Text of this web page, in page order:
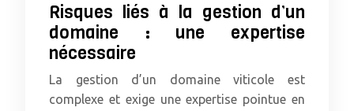
Risques liés à la gestion d’un
domaine : une expertise
nécessaire
La gestion d’un domaine viticole est
complexe et exige une expertise pointue en